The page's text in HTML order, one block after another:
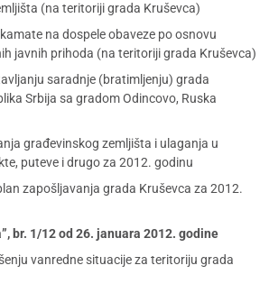
(na teritoriji grada Kruševca)
na dospele obaveze po osnovu
javnih prihoda (na teritoriji grada Kruševca)
saradnje (bratimljenju) grada
Srbija sa gradom Odincovo, Ruska
građevinskog zemljišta i ulaganja u
puteve i drugo za 2012. godinu
zapošljavanja grada Kruševca za 2012.
br. 1/12 od 26. januara 2012. godine
vanredne situacije za teritoriju grada